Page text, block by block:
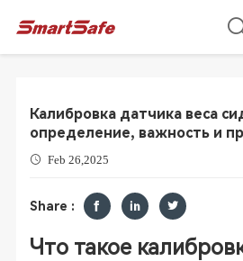
Калибровка датчика веса
определение, важность и
Feb 26,2025
Share :
Что такое